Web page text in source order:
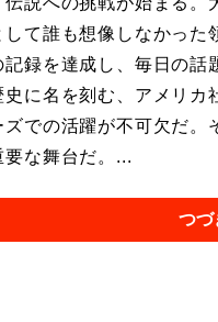
て誰も想像しなかった
録を達成し、毎日の話
に名を刻む、アメリ
での活躍が不可欠だ
要な舞台だ。...
つづ